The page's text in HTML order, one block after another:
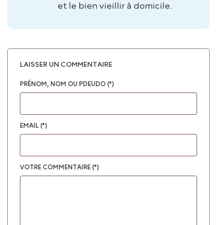
et le bien vieillir à domicile.
LAISSER UN COMMENTAIRE
PRÉNOM, NOM OU PDEUDO (*)
EMAIL (*)
VOTRE COMMENTAIRE (*)